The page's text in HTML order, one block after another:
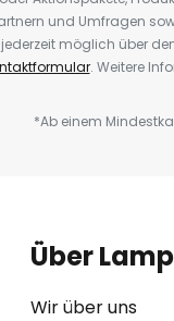
und Umfragen
möglich über
. Weitere
*Ab einem
Über
Wir über uns